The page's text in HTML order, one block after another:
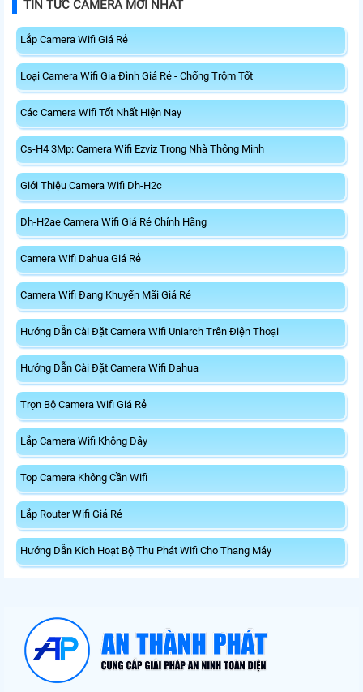
liệu nhanh, kết hợp WPA3 tăng
TIN TỨC CAMERA MỚI NHẤT
Lắp Camera Wifi Giá Rẻ
Loại Camera Wifi Gia Đình Giá Rẻ - Chống Trộm Tốt
Các Camera Wifi Tốt Nhất Hiện Nay
Cs-H4 3Mp: Camera Wifi Ezviz Trong Nhà Thông Minh
Giới Thiệu Camera Wifi Dh-H2c
Dh-H2ae Camera Wifi Giá Rẻ Chính Hãng
Camera Wifi Dahua Giá Rẻ
Camera Wifi Đang Khuyến Mãi Giá Rẻ
Hướng Dẫn Cài Đặt Camera Wifi Uniarch Trên Điện Thoại
Hướng Dẫn Cài Đặt Camera Wifi Dahua
Trọn Bộ Camera Wifi Giá Rẻ
Lắp Camera Wifi Không Dây
Top Camera Không Cần Wifi
Lắp Router Wifi Giá Rẻ
Hướng Dẫn Kích Hoạt Bộ Thu Phát Wifi Cho Thang Máy